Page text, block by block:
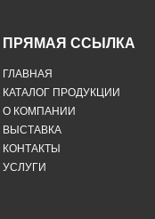
ПРЯМАЯ ССЫЛКА
ГЛАВНАЯ
КАТАЛОГ ПРОДУКЦИИ
О КОМПАНИИ
ВЫСТАВКА
КОНТАКТЫ
УСЛУГИ